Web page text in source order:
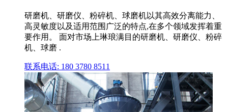
研磨机、研磨仪、粉碎机、球磨机以其高效分离能力、
高灵敏度以及适用范围广泛的特点,在多个领域发挥着重
要作用。 面对市场上琳琅满目的研磨机、研磨仪、粉碎
机、球磨 .
联系电话: 180 3780 8511